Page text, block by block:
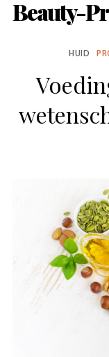
Beauty-
HUID